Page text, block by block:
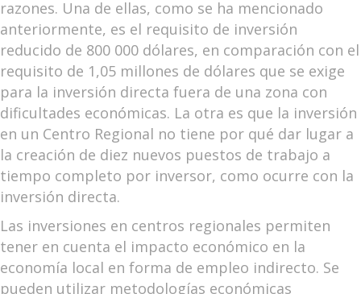
razones. Una de ellas, como se ha mencionado
anteriormente, es el requisito de inversión
reducido de 800 000 dólares, en comparación con el
requisito de 1,05 millones de dólares que se exige
para la inversión directa fuera de una zona con
dificultades económicas. La otra es que la inversión
en un Centro Regional no tiene por qué dar lugar a
la creación de diez nuevos puestos de trabajo a
tiempo completo por inversor, como ocurre con la
inversión directa.
Las inversiones en centros regionales permiten
tener en cuenta el impacto económico en la
economía local en forma de empleo indirecto. Se
pueden utilizar metodologías económicas